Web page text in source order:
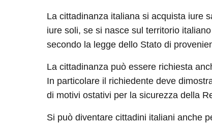
La cittadinanza italiana si acquista iure
iure soli, se si nasce sul territorio
secondo la legge dello Stato di
La cittadinanza può essere richiesta
In particolare il richiedente deve
di motivi ostativi per la sicurezza della
Si può diventare cittadini italiani anche